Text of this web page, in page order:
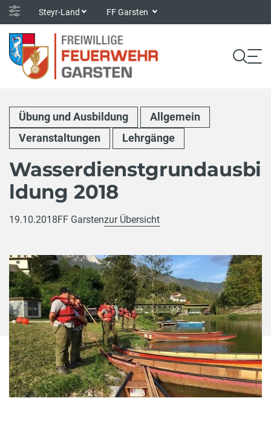
Steyr-Land FF Garsten
Übung und Ausbildung
Allgemein
Veranstaltungen
Lehrgänge
Wasserdienstgrundausbi
ldung 2018
19.10.2018FF Garstenzur Übersicht